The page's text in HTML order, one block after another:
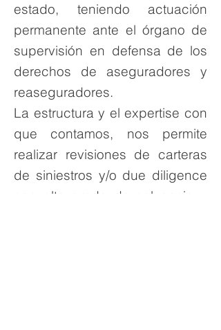
estado, teniendo actuación
permanente ante el órgano de
supervisión en defensa de los
derechos de aseguradores y
reaseguradores.
La estructura y el expertise con
que contamos, nos permite
realizar revisiones de carteras
de siniestros y/o due diligence
con alto grado de solvencia y